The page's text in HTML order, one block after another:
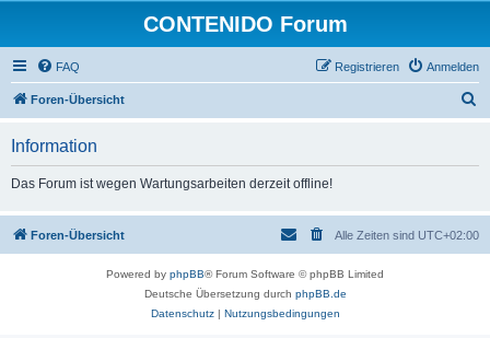
CONTENIDO Forum
FAQ Anmelden
Registrieren
Foren-Übersicht
Information
Das Forum ist wegen Wartungsarbeiten derzeit offline!
Foren-Übersicht Alle Zeiten sind UTC+02:00
Powered by phpBB® Forum Software © phpBB Limited
Deutsche Übersetzung durch phpBB.de
Datenschutz| Nutzungsbedingungen